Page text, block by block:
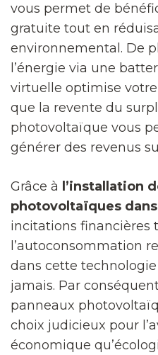
vous permet de
gratuite tout en
environnemental. De
l’énergie via une
virtuelle optimise
que la revente du
photovoltaïque vous
générer des revenus
Grâce à l’installation
photovoltaïques
incitations financières
l’autoconsommation
dans cette
jamais. Par
panneaux
choix judicieux pour
économique